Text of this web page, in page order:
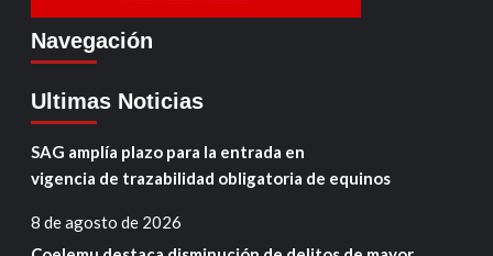
Navegación
Ultimas Noticias
SAG amplía plazo para la entrada en
vigencia de trazabilidad obligatoria de equinos
8 de agosto de 2026